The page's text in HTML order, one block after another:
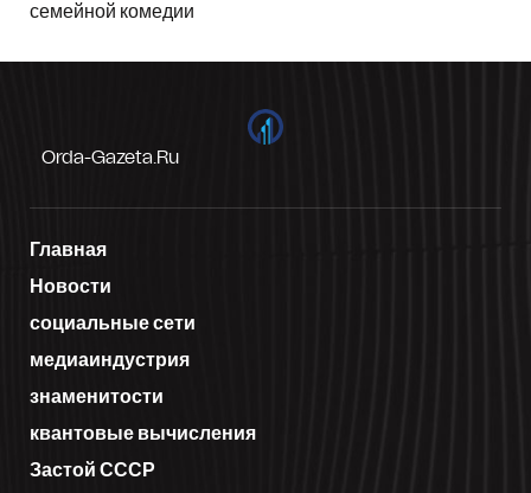
семейной комедии
Orda-Gazeta.ru
Главная
Новости
социальные сети
медиаиндустрия
знаменитости
квантовые вычисления
Застой СССР